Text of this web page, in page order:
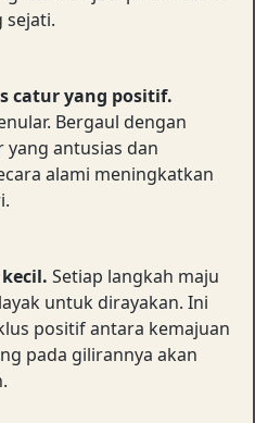
sejati.
catur yang positif.
Bergaul dengan
antusias dan
alami meningkatkan
Setiap langkah maju
untuk dirayakan. Ini
positif antara kemajuan
pada gilirannya akan